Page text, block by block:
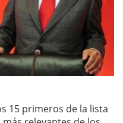
15 primeros de la lista